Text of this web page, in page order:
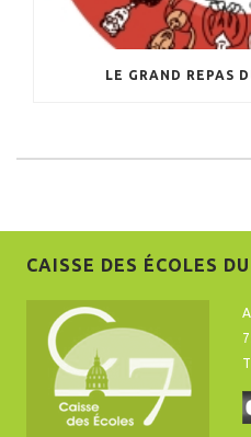
LE GRAND REPAS
CAISSE DES ÉCOLES